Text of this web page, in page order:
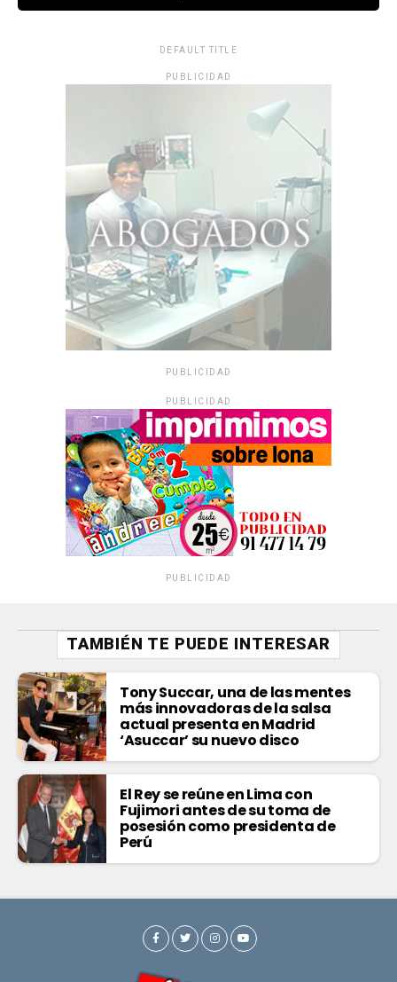
DEFAULT TITLE
PUBLICIDAD
PUBLICIDAD
PUBLICIDAD
PUBLICIDAD
TAMBIÉN TE PUEDE INTERESAR
Tony Succar, una de las mentes
más innovadoras de la salsa
actual presenta en Madrid
‘Asuccar’ su nuevo disco
El Rey se reúne en Lima con
Fujimori antes de su toma de
posesión como presidenta de
Perú